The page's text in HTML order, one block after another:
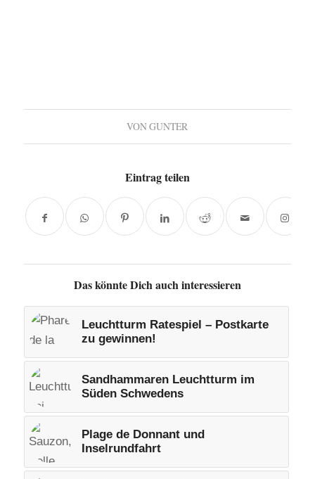
VONGUNTER
Eintrag teilen
Das könnte Dich auch interessieren
Leuchtturm Ratespiel – Postkarte
zu gewinnen!
Sandhammaren Leuchtturm im
Süden Schwedens
Plage de Donnant und
Inselrundfahrt